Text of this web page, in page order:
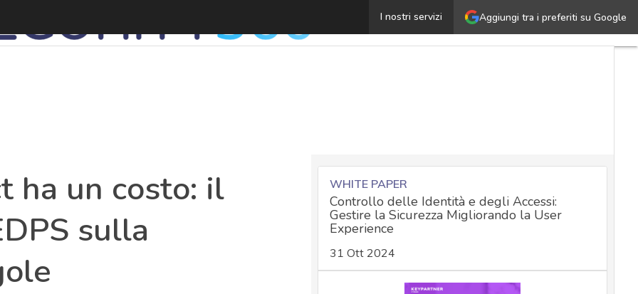
Aggiungi tra i preferiti su Google
I nostri servizi
Semplificare l’AI Act ha un costo: il monito di EDPB e
ha un costo: il
sulla
WHITE PAPER
Controllo delle Identità e degli Accessi:
Gestire la Sicurezza Migliorando la User
Experience
31 Ott 2024